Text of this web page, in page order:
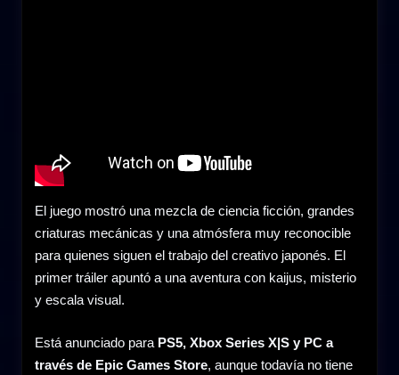
El juego mostró una mezcla de ciencia ficción, grandes
criaturas mecánicas y una atmósfera muy reconocible
para quienes siguen el trabajo del creativo japonés. El
primer tráiler apuntó a una aventura con kaijus, misterio
y escala visual.
Está anunciado para PS5, Xbox Series X|S y PC a
través de Epic Games Store, aunque todavía no tiene